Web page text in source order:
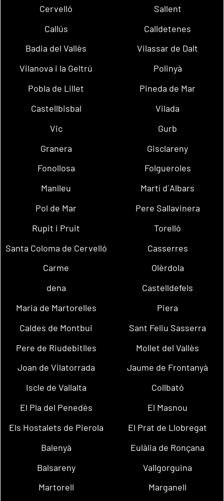
Cervelló
Sallent
Callús
Calldetenes
Badia del Vallès
Vilassar de Dalt
Vilanova i la Geltrú
Polinyà
Pobla de Lillet
Pineda de Mar
Castellbisbal
Vilada
Vic
Gurb
Granera
Gisclareny
Fonollosa
Folgueroles
Manlleu
Martí d´Albars
Pol de Mar
Pere Sallavinera
Rupit i Pruit
Torelló
Santa Coloma de Cervelló
Casserres
Carme
Olèrdola
dena
Castelldefels
Maria de Martorelles
Piera
Caldes de Montbui
Sant Feliu Sasserra
Pere de Riudebitlles
Mollet del Vallès
Joan de Vilatorrada
Jaume de Frontanyà
Iscle de Vallalta
Collbató
El Pla del Penedès
El Masnou
Els Hostalets de Pierola
El Prat de Llobregat
Balenyà
Eulàlia de Ronçana
Balsareny
Vallgorguina
Martorell
Marganell